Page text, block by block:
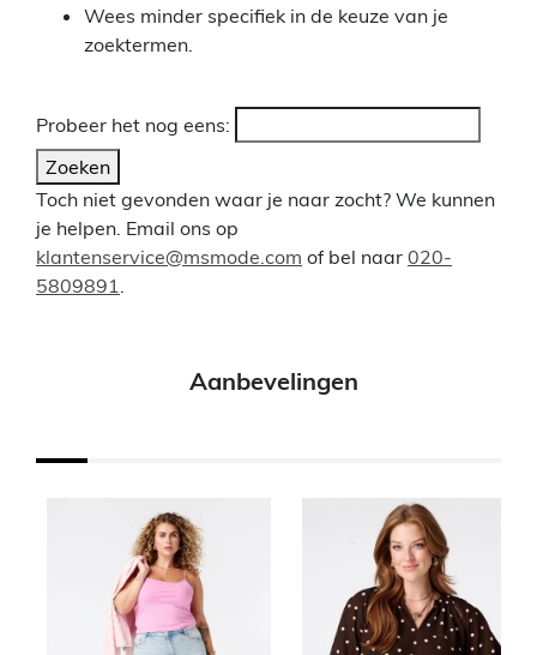
Wees minder specifiek in de keuze van je
zoektermen.
Probeer het nog eens:
Zoeken
Toch niet gevonden waar je naar zocht? We kunnen
je helpen. Email ons op
klantenservice@msmode.com of bel naar 020-
5809891
Aanbevelingen